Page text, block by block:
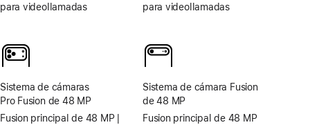
para videollamadas
Sistema de cámaras
Pro Fusion de 48 MP
Fusion principal de 48 MP |
para videollamadas
Sistema de cámara Fusion
de 48 MP
Fusion principal de 48 MP